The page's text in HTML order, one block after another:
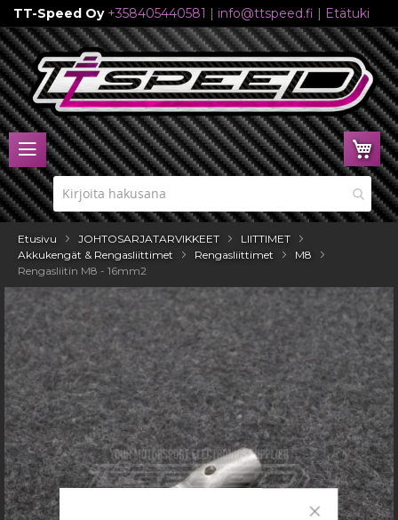
TT-Speed Oy +358405440581 | info@ttspeed.fi | Etätuki
Skip
to
Content
Etusivu JOHTOSARJATARVIKKEET
LIITTIMET
Akkukengät & Rengasliittimet
Rengasliittimet
M8
Rengasliitin M8 - 16mm2
Skip
to
the
end
of
the
images
gallery